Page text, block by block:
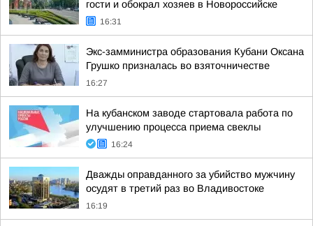
гости и обокрал хозяев в Новороссийске
16:31
Экс-замминистра образования Кубани Оксана
Грушко призналась во взяточничестве
16:27
На кубанском заводе стартовала работа по
улучшению процесса приема свеклы
16:24
Дважды оправданного за убийство мужчину
осудят в третий раз во Владивостоке
16:19